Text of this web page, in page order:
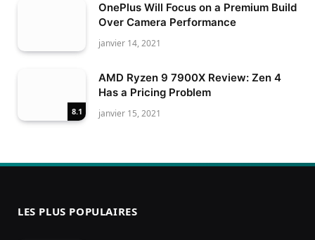
OnePlus Will Focus on a Premium Build
Over Camera Performance
janvier 14, 2021
8.1
AMD Ryzen 9 7900X Review: Zen 4
Has a Pricing Problem
janvier 15, 2021
LES PLUS POPULAIRES